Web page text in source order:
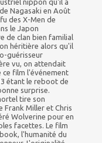
nippon qu'il a
Nagasaki en Août
des X-Men de
le Japon
de clan bien familial
héritière alors qu'il
guérisseur
vu, on attendait
ce film l'événement
étant le reboot de
surprise.
tire son
Miller et Chris
Wolverine pour en
facettes. Le film
l'humanité du